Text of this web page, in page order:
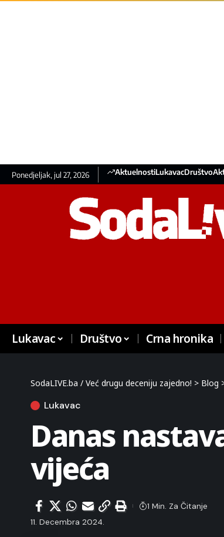
Ponedjeljak, jul 27, 2026 AktuelnostiLukavacDruštvo
Lukavac Društvo Crna hronika
SodaLIVE.ba / Već drugu deceniju zajedno! > Blog
Lukavac
Danas
vijeća
11. Decembra 2024.
1 Min. Za Čitanje